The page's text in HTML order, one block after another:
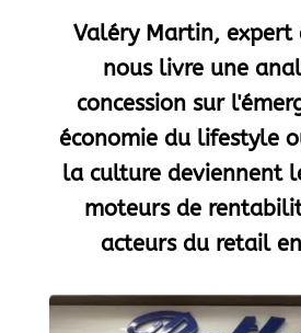
Valéry Martin, expert
nous livre une
concession sur
économie du lifestyle
la culture deviennent
moteurs de
acteurs du retail